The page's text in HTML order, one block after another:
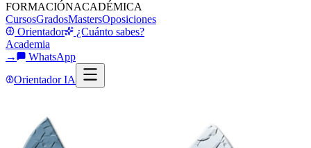
FORMACIÓNACADÉMICA
CursosGradosMastersOposiciones
Orientador
¿Cuánto sabes?
Academia
→
WhatsApp
Orientador IA